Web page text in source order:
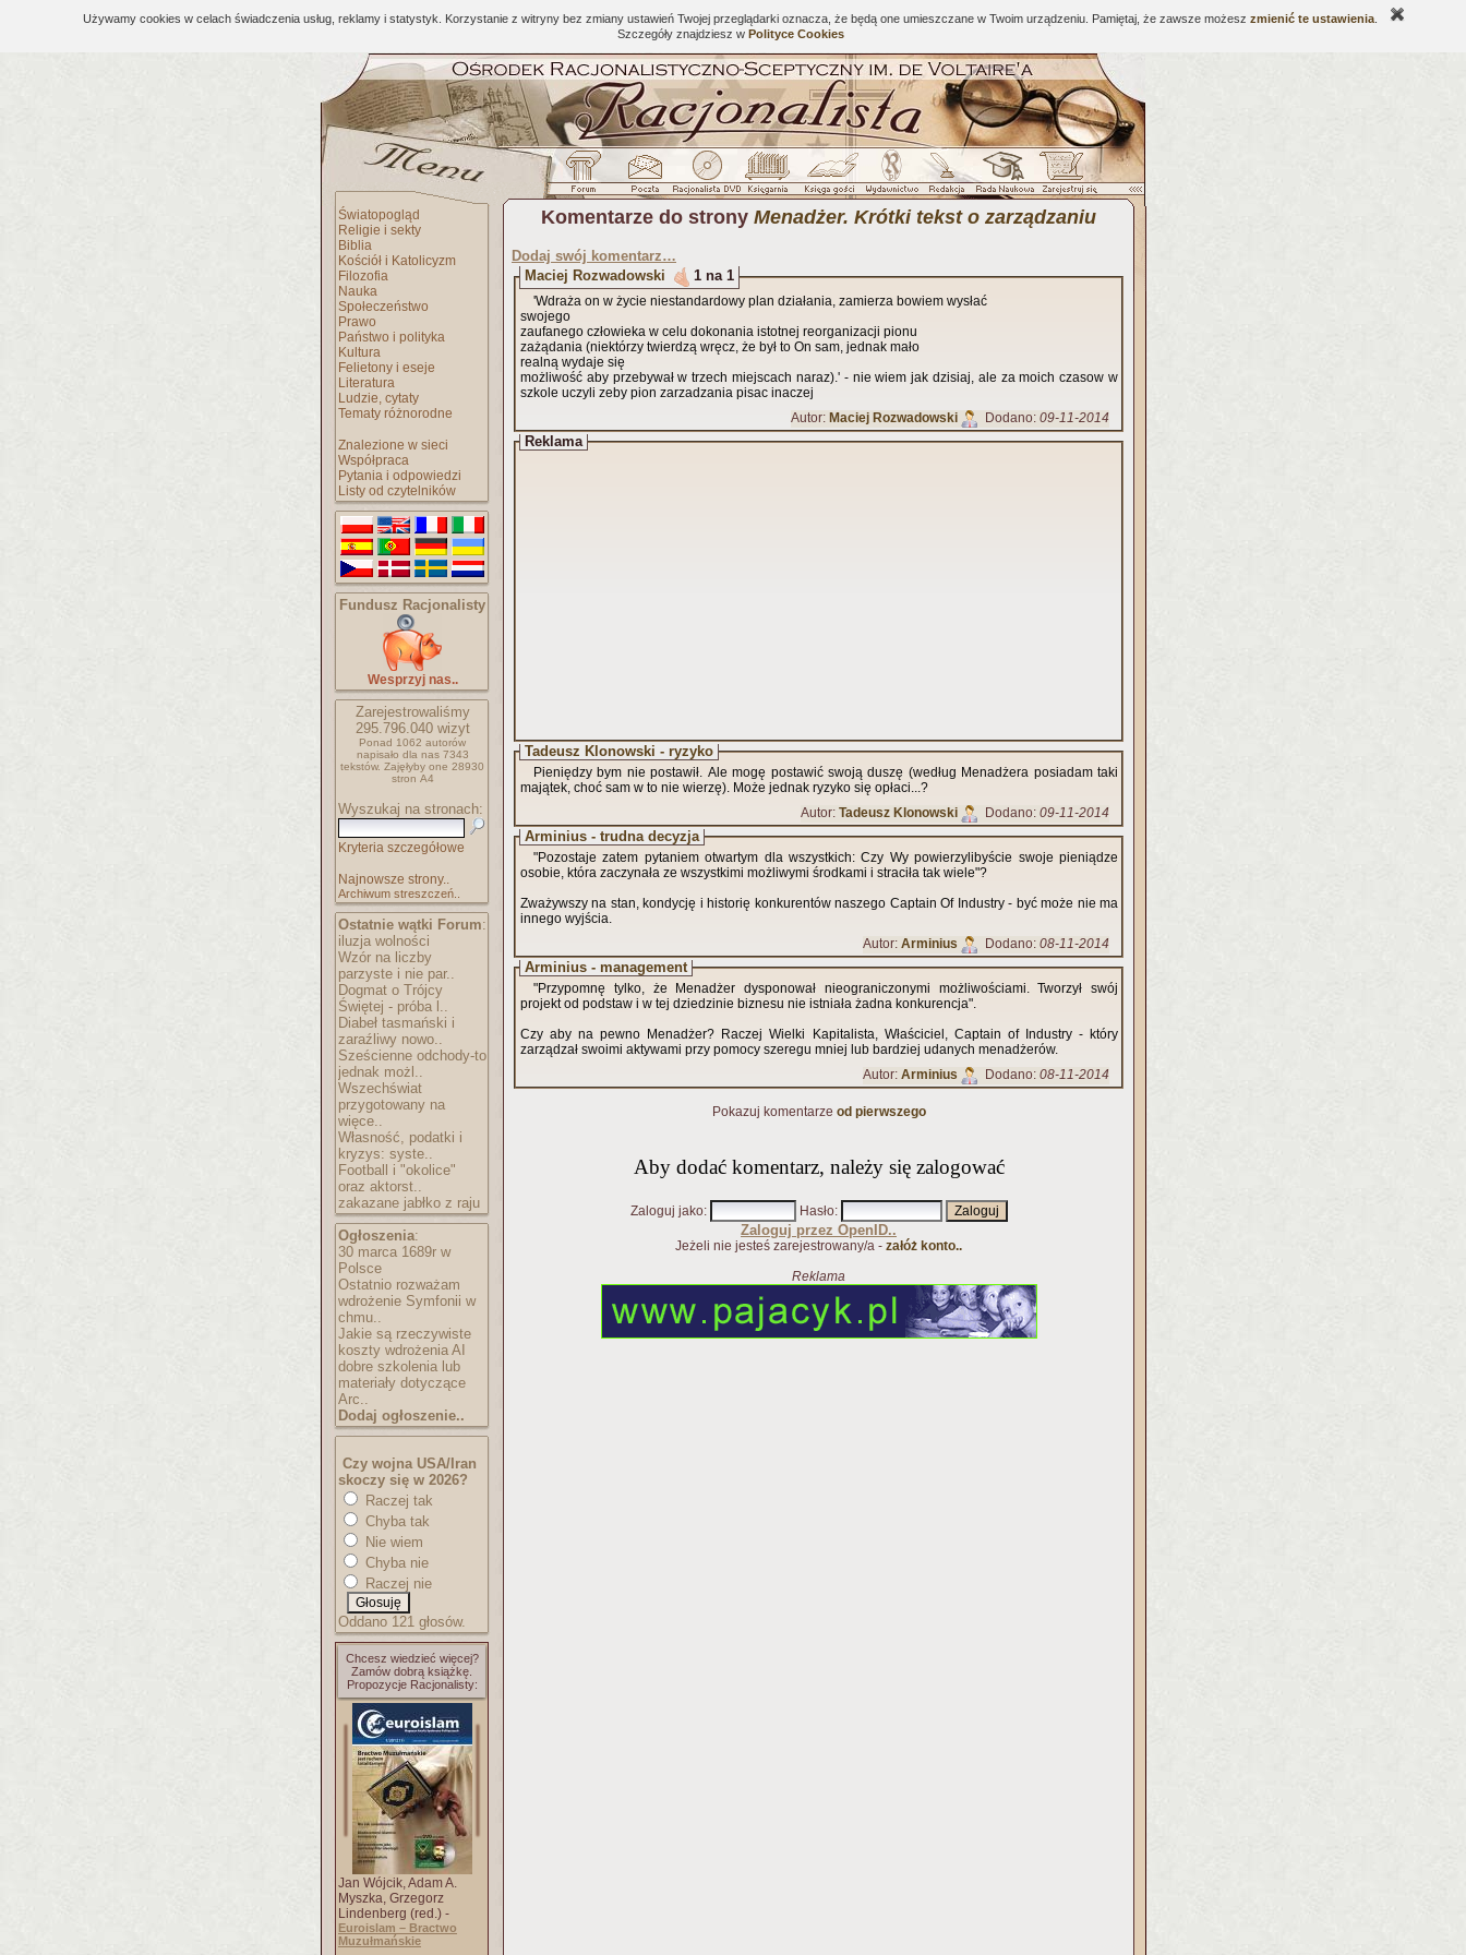
Używamy cookies w celach świadczenia usług, reklamy i statystyk. Korzystanie z witryny bez zmiany ustawień Twojej przeglądarki oznacza, że będą one umieszczane w Twoim urządzeniu. Pamiętaj, że zawsze możesz zmienić te ustawienia
Szczegóły znajdziesz w Polityce Cookies
Światopogląd
Religie i sekty
Biblia
Kościół i Katolicyzm
Filozofia
Nauka
Społeczeństwo
Prawo
Państwo i polityka
Kultura
Felietony i eseje
Literatura
Ludzie, cytaty
Tematy różnorodne
Znalezione w sieci
Współpraca
Pytania i odpowiedzi
Listy od czytelników
Fundusz Racjonalisty
Wesprzyj nas..
Zarejestrowaliśmy
295.796.040wizyt
Ponad 1062 autorów
napisało dla nas 7343
tekstów. Zajęłyby one 28930
stron A4
Wyszukaj na stronach:
Kryteria szczegółowe
Najnowsze strony..
Archiwum streszczeń..
Ostatnie wątki Forum:
iluzja wolności
Wzór na liczby
parzyste i nie par..
Dogmat o Trójcy
Świętej - próba l..
Diabeł tasmański i
zaraźliwy nowo..
Sześcienne odchody-to
jednak możl..
Wszechświat
przygotowany na
więce..
Własność, podatki i
kryzys: syste..
Football i "okolice"
oraz aktorst..
zakazane jabłko z raju
Ogłoszenia:
30 marca 1689r w
Polsce
Ostatnio rozważam
wdrożenie Symfonii w
chmu..
Jakie są rzeczywiste
koszty wdrożenia AI
dobre szkolenia lub
materiały dotyczące
Arc..
Dodaj ogłoszenie..
Czy wojna USA/Iran
skoczy się w 2026?
Raczej tak
Chyba tak
Nie wiem
Chyba nie
Raczej nie
Oddano 121 głosów.
Chcesz wiedzieć więcej?
Zamów dobrą książkę.
Propozycje Racjonalisty:
Jan Wójcik, Adam A.
Myszka, Grzegorz
Lindenberg (red.) -
Euroislam – Bractwo
Muzułmańskie
Komentarze do strony Menadżer. Krótki tekst o zarządzaniu
Dodaj swój komentarz…
Maciej Rozwadowski
1 na 1
'Wdraża on w życie niestandardowy plan działania, zamierza bowiem wysłać
swojego
zaufanego człowieka w celu dokonania istotnej reorganizacji pionu
zażądania (niektórzy twierdzą wręcz, że był to On sam, jednak mało
realną wydaje się
możliwość aby przebywał w trzech miejscach naraz).' - nie wiem jak dzisiaj, ale za moich czasow w
szkole uczyli zeby pion zarzadzania pisac inaczej
Autor: Maciej Rozwadowski Dodano: 09-11-2014
Reklama
Tadeusz Klonowski - ryzyko
Pieniędzy bym nie postawił. Ale mogę postawić swoją duszę (według Menadżera posiadam taki
majątek, choć sam w to nie wierzę). Może jednak ryzyko się opłaci...?
Autor: Tadeusz Klonowski Dodano: 09-11-2014
Arminius - trudna decyzja
"Pozostaje zatem pytaniem otwartym dla wszystkich: Czy Wy powierzylibyście swoje pieniądze
osobie, która zaczynała ze wszystkimi możliwymi środkami i straciła tak wiele"?
Zważywszy na stan, kondycję i historię konkurentów naszego Captain Of Industry - być może nie ma
innego wyjścia.
Autor: Arminius Dodano: 08-11-2014
Arminius - management
"Przypomnę tylko, że Menadżer dysponował nieograniczonymi możliwościami. Tworzył swój
projekt od podstaw i w tej dziedzinie biznesu nie istniała żadna konkurencja".
Czy aby na pewno Menadżer? Raczej Wielki Kapitalista, Właściciel, Captain of Industry - który
zarządzał swoimi aktywami przy pomocy szeregu mniej lub bardziej udanych menadżerów.
Autor: Arminius Dodano: 08-11-2014
Pokazuj komentarze od pierwszego
Aby dodać komentarz, należy się zalogować
Zaloguj jako: Hasło:
Zaloguj przez OpenID..
Jeżeli nie jesteś zarejestrowany/a - załóż konto..
Reklama